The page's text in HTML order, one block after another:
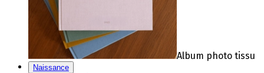
Album photo tissu
Naissance